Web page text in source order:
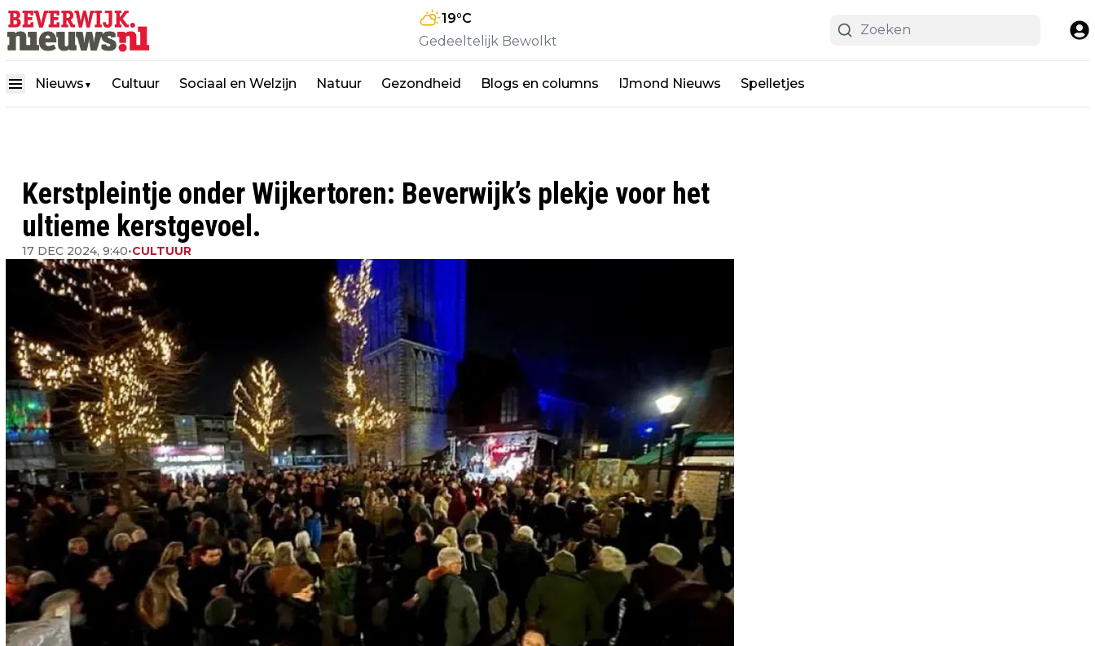
19°C
Gedeeltelijk Bewolkt
Nieuws ▼ Cultuur Sociaal en Welzijn Natuur Gezondheid Blogs en columns IJmond Nieuws Spelletjes
Kerstpleintje onder Wijkertoren: Beverwijk’s plekje voor het
ultieme kerstgevoel.
17 DEC 2024, 9:40•CULTUUR